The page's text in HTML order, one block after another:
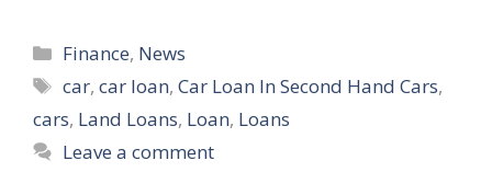
Categories
Finance, News
Tags
car,car loan,Car Loan In Second Hand Cars,
cars, Land Loans, Loan, Loans
Leave a comment